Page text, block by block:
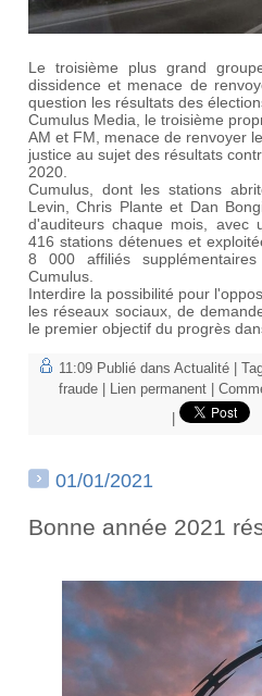
Le troisième plus grand
dissidence et menace de
question les résultats des
Cumulus Media, le troisième
AM et FM, menace de renvoyer
justice au sujet des résultats
2020.
Cumulus, dont les stations
Levin, Chris Plante et Dan
d'auditeurs chaque mois, avec
416 stations détenues et
8 000 affiliés
Cumulus.
Interdire la possibilité pour
les réseaux sociaux, de
le premier objectif du progrès
11:09 Publié dans Actualité |
fraude
Lien permanent
01/01/2021
Bonne année 2021